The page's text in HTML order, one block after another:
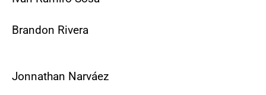
Brandon Rivera
Jonnathan Narváez